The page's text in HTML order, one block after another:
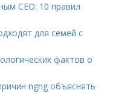
CEO: 10 правил
для семей с
фактов о
ngng объяснять